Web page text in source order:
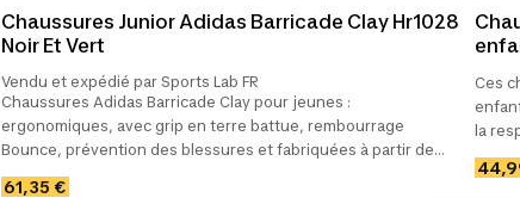
Chaussures Junior Adidas Barricade Clay Hr1028
Noir Et Vert
Vendu et expédié par Sports Lab FR
Chaussures Adidas Barricade Clay pour jeunes :
ergonomiques, avec grip en terre battue, rembourrage
Bounce, prévention des blessures et fabriquées à partir de
matériaux recyclés.
61,35 €
Ces
la